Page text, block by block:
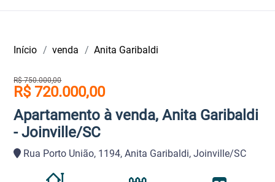
Início venda Anita Garibaldi
R$ 750.000,00
R$ 720.000,00
Apartamento à venda, Anita Garibaldi
- Joinville/SC
Rua Porto União, 1194, Anita Garibaldi, Joinville/SC